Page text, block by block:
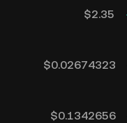
$2.35
$0.02674323
$0.1342656